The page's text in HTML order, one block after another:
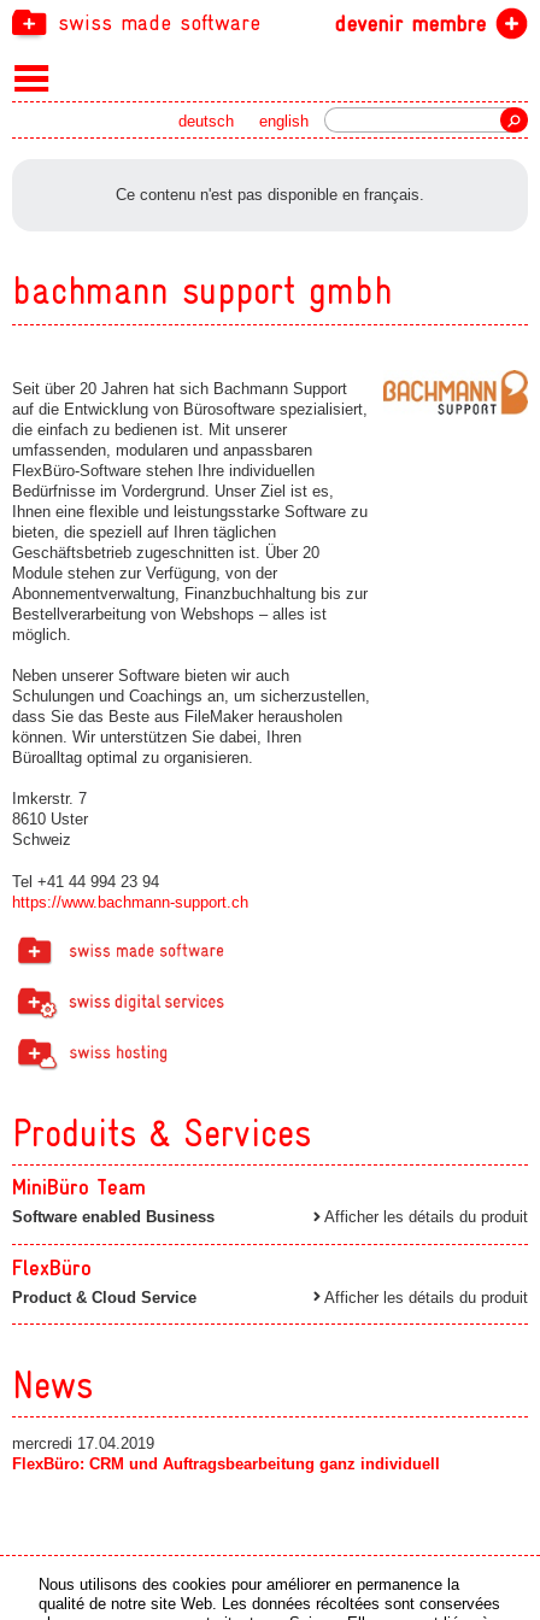
swiss made software devenir membre
english
deutsch
Ce contenu n'est pas disponible en français.
bachmann support gmbh
Seit über 20 Jahren hat sich Bachmann Support
auf die Entwicklung von Bürosoftware spezialisiert,
die einfach zu bedienen ist. Mit unserer
umfassenden, modularen und anpassbaren
FlexBüro-Software stehen Ihre individuellen
Bedürfnisse im Vordergrund. Unser Ziel ist es,
Ihnen eine flexible und leistungsstarke Software zu
bieten, die speziell auf Ihren täglichen
Geschäftsbetrieb zugeschnitten ist. Über 20
Module stehen zur Verfügung, von der
Abonnementverwaltung, Finanzbuchhaltung bis zur
Bestellverarbeitung von Webshops – alles ist
möglich.
Neben unserer Software bieten wir auch
Schulungen und Coachings an, um sicherzustellen,
dass Sie das Beste aus FileMaker herausholen
können. Wir unterstützen Sie dabei, Ihren
Büroalltag optimal zu organisieren.
Imkerstr. 7
8610 Uster
Schweiz
Tel +41 44 994 23 94
https://www.bachmann-support.ch
Produits & Services
MiniBüro Team
Software enabled Business Afficher les détails du produit
FlexBüro
Product & Cloud Service Afficher les détails du produit
News
mercredi 17.04.2019
FlexBüro: CRM und Auftragsbearbeitung ganz individuell
partenaire média partenaire en ligne
Nous utilisons des cookies pour améliorer en permanence la
qualité de notre site Web. Les données récoltées sont conservées